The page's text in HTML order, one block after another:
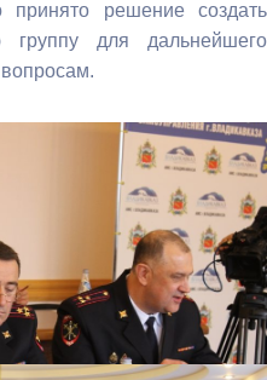
решение создать
группу для дальнейшего